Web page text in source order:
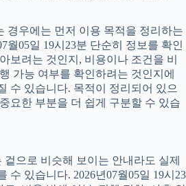
경우에는 먼저 이용 목적을 정리하는
월05일 19시23분 단순히 정보를 확인
보려는 것인지, 비용이나 조건을 비
가능 여부를 확인하려는 것인지에
수 있습니다. 목적이 정리되어 있으
요한 부분을 더 쉽게 구분할 수 있습
으로 비슷해 보이는 안내라도 실제
수 있습니다. 2026년07월05일 19시23